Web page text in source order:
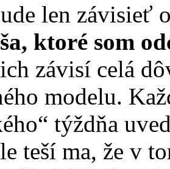
len závisieť
ktoré som
závisí celá
modelu.
týždňa
teší ma, že v